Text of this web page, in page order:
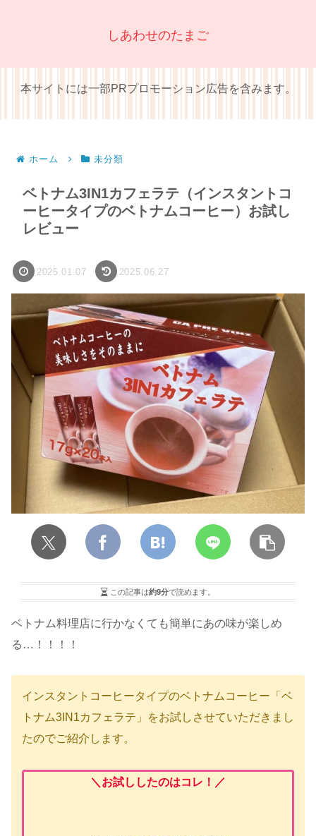
しあわせのたまご
本サイトには一部PRプロモーション広告を含みます。
ホーム 未分類
ベトナム3IN1カフェラテ（インスタントコ
ーヒータイプのベトナムコーヒー）お試し
レビュー
2025.01.07 2025.06.27
この記事は約9分で読めます。
ベトナム料理店に行かなくても簡単にあの味が楽しめ
る…！！！！
インスタントコーヒータイプのベトナムコーヒー「ベ
トナム3IN1カフェラテ」をお試しさせていただきまし
たのでご紹介します。
＼お試ししたのはコレ！／